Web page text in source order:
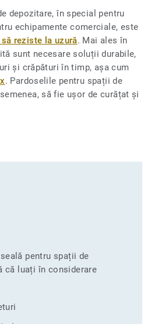
depozitare, în special pentru
echipamente comerciale, este
reziste la uzură. Mai ales în
sunt necesare soluții durabile,
și crăpături în timp, așa cum
. Pardoselile pentru spații de
să fie ușor de curățat și
pentru spații de
că luați în considerare